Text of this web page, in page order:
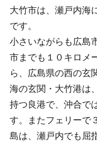
大竹市は、瀬戸内海
です。
小さいながらも広島
市までも１０キロメ
ら、広島県の西の玄
海の玄関・大竹港は
持つ良港で、沖合で
す。またフェリーで
島は、瀬戸内でも屈